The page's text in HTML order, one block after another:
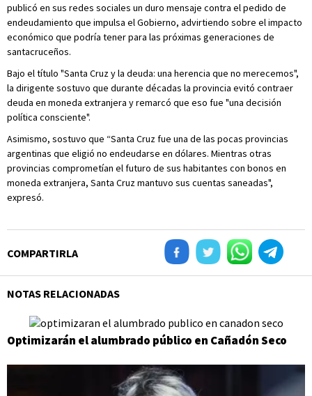
publicó en sus redes sociales un duro mensaje contra el pedido de
endeudamiento que impulsa el Gobierno, advirtiendo sobre el impacto
económico que podría tener para las próximas generaciones de
santacruceños.
Bajo el título "Santa Cruz y la deuda: una herencia que no merecemos",
la dirigente sostuvo que durante décadas la provincia evitó contraer
deuda en moneda extranjera y remarcó que eso fue "una decisión
política consciente".
Asimismo, sostuvo que “Santa Cruz fue una de las pocas provincias
argentinas que eligió no endeudarse en dólares. Mientras otras
provincias comprometían el futuro de sus habitantes con bonos en
moneda extranjera, Santa Cruz mantuvo sus cuentas saneadas",
expresó.
COMPARTIRLA
NOTAS RELACIONADAS
Optimizarán el alumbrado público en Cañadón Seco